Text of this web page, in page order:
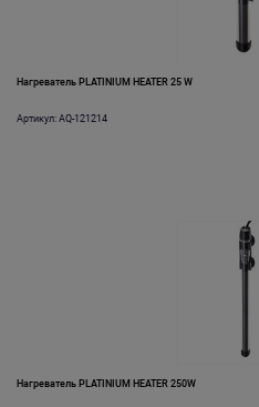
Нагреватель PLATINIUM HEATER 25 W
Артикул: AQ-121214
Нагреватель PLATINIUM HEATER 250W